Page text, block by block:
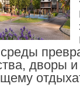
дворы